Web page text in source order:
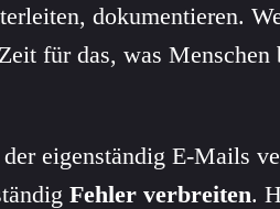
dokumentieren.
für das, was Menschen
eigenständig E-Mails
Fehler verbreiten.